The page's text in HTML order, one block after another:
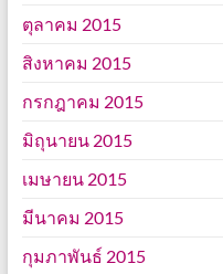
ตุลาคม 2015
สิงหาคม 2015
กรกฎาคม 2015
มิถุนายน 2015
เมษายน 2015
มีนาคม 2015
กุมภาพันธ์ 2015